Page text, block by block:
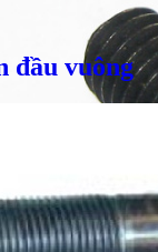
đầu vuông